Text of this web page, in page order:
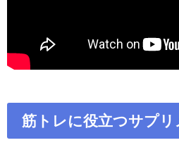
筋トレに役立つサプリ